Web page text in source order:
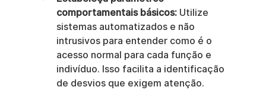
comportamentais básicos: Utilize
sistemas automatizados e não
intrusivos para entender como é o
acesso normal para cada função e
indivíduo. Isso facilita a identificação
de desvios que exigem atenção.